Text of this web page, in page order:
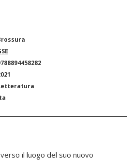
il luogo del suo nuovo